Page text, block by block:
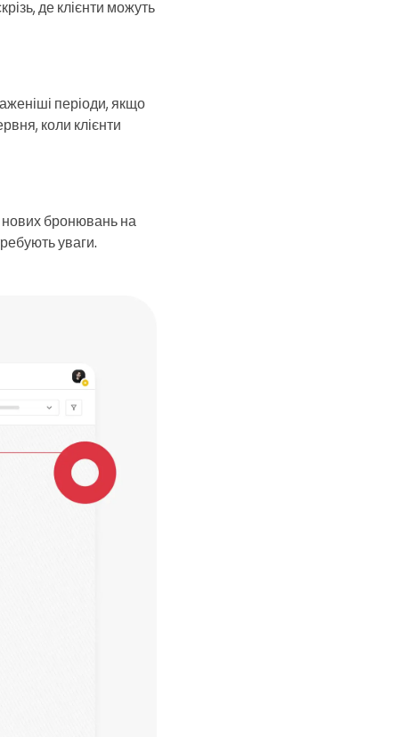
де клієнти можуть
періоди, якщо
коли клієнти
нових бронювань на
уваги.